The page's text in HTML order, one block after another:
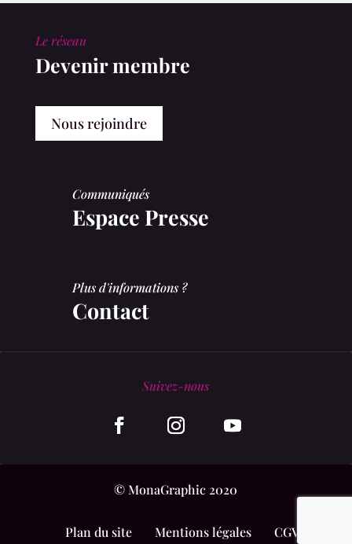
Le réseau
Devenir membre
Nous rejoindre
Communiqués
Espace Presse
Plus d'informations ?
Contact
Suivez-nous
© MonaGraphic 2020
Plan du site Mentions légales CGV